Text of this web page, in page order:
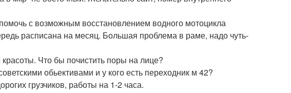
с возможным восстановлением водного мотоцикла
расписана на месяц. Большая проблема в раме, надо чуть-
красоты. Что бы почистить поры на лице?
обьективами и у кого есть переходник м 42?
грузчиков, работы на 1-2 часа.